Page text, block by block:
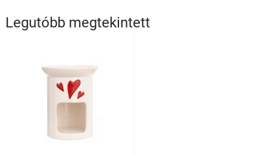
Legutóbb megtekintett